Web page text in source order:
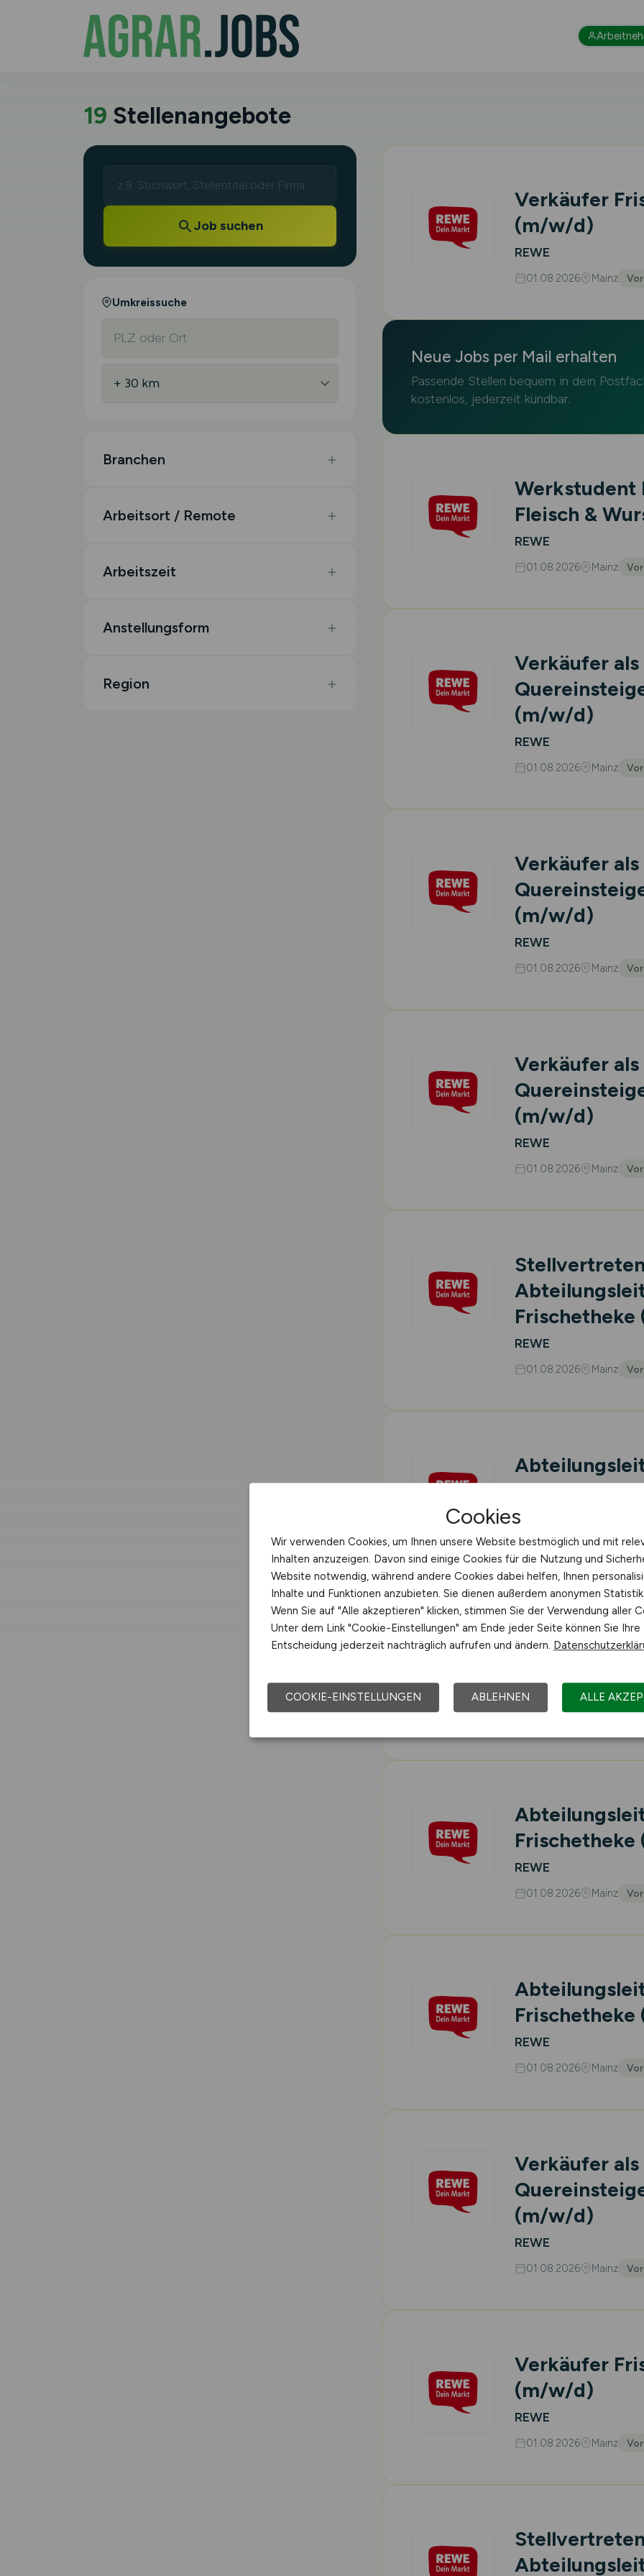
19 Stellenangebote
Job suchen
Umkreissuche
Branchen
Arbeitsort / Remote
Arbeitszeit
Anstellungsform
Region
Verkäufer
(m/w/d)
REWE
01.08.2026 Mainz
Neue Jobs per Mail erhalten
Passende Stellen bequem in dein
kostenlos, jederzeit kündbar.
Werkstudent
Fleisch &
REWE
01.08.2026 Mainz
Verkäufer
(m/w/d)
REWE
01.08.2026 Mainz
Verkäufer
(m/w/d)
REWE
01.08.2026 Mainz
Verkäufer
(m/w/d)
REWE
01.08.2026 Mainz
Frischetheke
REWE
01.08.2026 Mainz
Frischetheke
REWE
01.08.2026 Mainz
REWE
Frischetheke
REWE
01.08.2026 Mainz
Frischetheke
REWE
01.08.2026 Mainz
Verkäufer
(m/w/d)
REWE
01.08.2026 Mainz
Verkäufer
(m/w/d)
REWE
01.08.2026 Mainz
Cookies
Wir verwenden Cookies, um Ihnen unsere Website bestmöglich und mit
Inhalten anzuzeigen. Davon sind einige Cookies für die Nutzung und
Website notwendig, während andere Cookies dabei helfen, Ihnen
Inhalte und Funktionen anzubieten. Sie dienen außerdem anonymen
Wenn Sie auf "Alle akzeptieren" klicken, stimmen Sie der Verwendung aller
Unter dem Link "Cookie-Einstellungen" am Ende jeder Seite können Sie Ihre
Entscheidung jederzeit nachträglich aufrufen und ändern.
COOKIE-EINSTELLUNGEN ABLEHNEN ALLE